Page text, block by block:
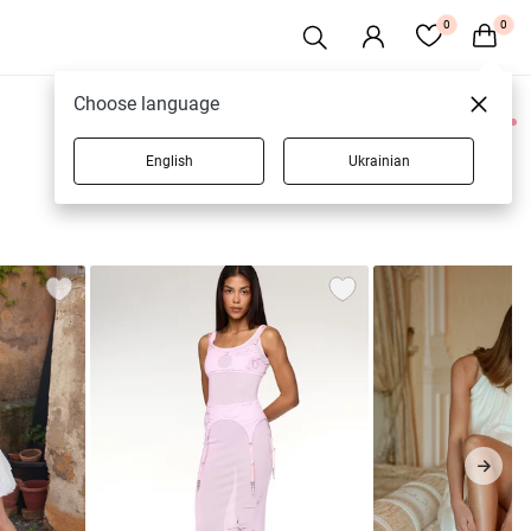
0 0
0 товарів
Choose language
English Ukrainian